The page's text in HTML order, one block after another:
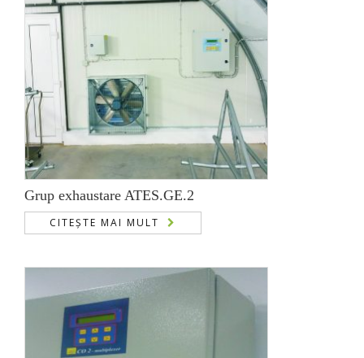
Grup exhaustare ATES.GE.2
CITEȘTE MAI MULT